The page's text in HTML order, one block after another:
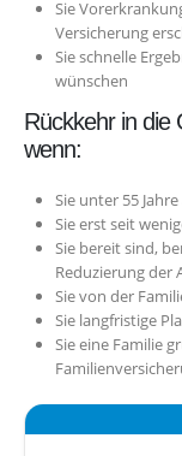
Sie
Versicherung
Sie schnelle
wünschen
Rückkehr in die
wenn:
Sie unter 55
Sie erst seit
Sie bereit sind,
Reduzierung der
Sie von der
Sie langfristige
Sie eine Familie